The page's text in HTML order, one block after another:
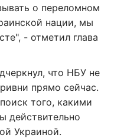
о переломном
нации, мы
- отметил глава
что НБУ не
прямо сейчас.
того, какими
действительно
Украиной.